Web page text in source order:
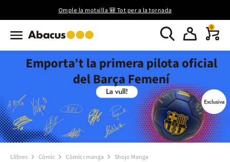
Omple la motxilla 🎒 Tot per a la tornada
0
Emporta’t la primera pilota oficial
del Barça Femení
Llibres Còmic Còmic i manga Shojo Manga